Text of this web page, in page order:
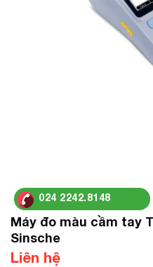
024 2242.8148
Máy đo màu cầm tay
Sinsche
Liên hệ